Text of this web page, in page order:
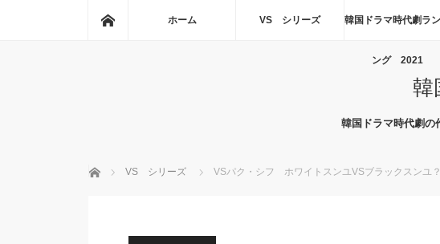
ホーム VS シリーズ 韓国ドラマ時代劇ラ
ング 2021
韓
韓国ドラマ時代劇
ホーム VS シリーズ VSパク・シフ ホワイトスンユVSブラックスンユ